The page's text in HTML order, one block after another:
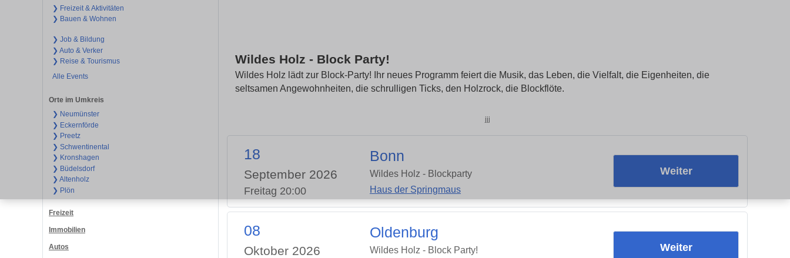
❯ Freizeit & Aktivitäten
❯ Bauen & Wohnen
❯ Job & Bildung
❯ Auto & Verker
❯ Reise & Tourismus
Alle Events
Orte im Umkreis
❯ Neumünster
❯ Eckernförde
❯ Preetz
❯ Schwentinental
❯ Kronshagen
❯ Büdelsdorf
❯ Altenholz
❯ Plön
Freizeit
Immobilien
Autos
Wildes Holz - Block Party!
Wildes Holz lädt zur Block-Party! Ihr neues Programm feiert die Musik, das Leben, die Vielfalt, die Eigenheiten, die
seltsamen Angewohnheiten, die schrulligen Ticks, den Holzrock, die Blockflöte.
jjj
18
September 2026
Freitag 20:00
Bonn
Wildes Holz - Blockparty
Haus der Springmaus
Weiter
08
Oktober 2026
Oldenburg
Wildes Holz - Block Party!
Weiter